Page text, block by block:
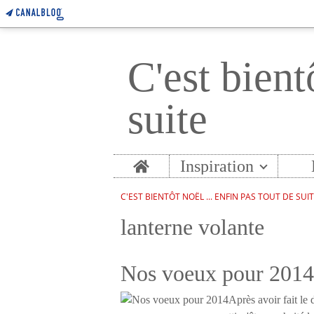
C'est
suite
Home Inspiration
C'EST BIENTÔT NOËL ... ENFIN PAS TOUT DE
lanterne volante
Nos voeux pour 2014
Après avoir fait le